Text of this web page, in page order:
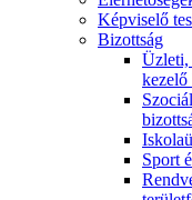
Képviselő
Bizottság
Üzleti,
kezelő
Sport